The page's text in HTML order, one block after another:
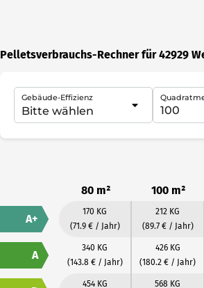
Pelletsverbrauchs-Rechner für 42929
Gebäude-Effizienz
80 m² 100 m²
A+
170 KG
(71.9 € / Jahr)
212 KG
(89.7 € / Jahr)
A
340 KG
(143.8 € / Jahr)
426 KG
(180.2 € / Jahr)
454 KG 568 KG